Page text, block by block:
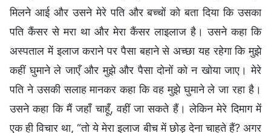
मिलने आई और उसने मेरे पति और बच्चों को बता दिया कि उसका
पति कैंसर से मरा था और मेरा कैंसर लाइलाज है। उसने कहा कि
अस्पताल में इलाज कराने पर पैसा बहाने से अच्छा यह रहेगा कि मुझे
कहीं घुमाने ले जाएँ और मुझे और पैसा दोनों को न खोया जाए। मेरे
पति ने उसकी सलाह मानकर कहा कि वह मुझे घुमाने ले जा रहा है।
उसने कहा कि मैं जहाँ चाहूँ, वहीं जा सकते हैं। लेकिन मेरे दिमाग में
एक ही विचार था, “तो ये मेरा इलाज बीच में छोड़ देना चाहते हैं? अगर